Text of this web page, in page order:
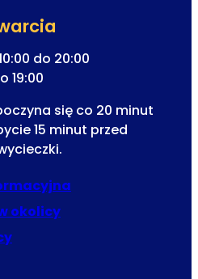
do 20:00
19:00
się co 20 minut
15 minut przed
okolicy